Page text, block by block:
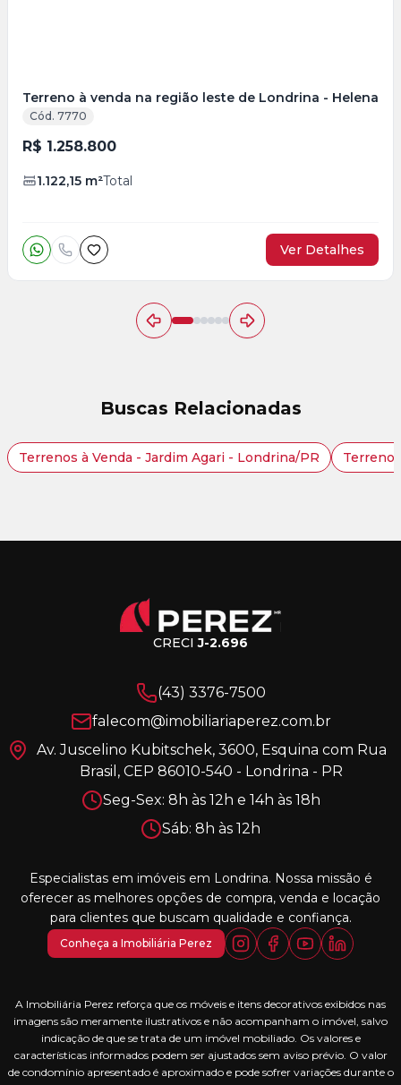
Terreno à venda na região leste de Londrina - Helena
Cód. 7770
R$ 1.258.800
1.122,15 m²Total
Ver Detalhes
Buscas Relacionadas
Terrenos à Venda - Jardim Agari - Londrina/PR
CRECIJ-2.696
(43) 3376-7500
falecom@imobiliariaperez.com.br
Av. Juscelino Kubitschek, 3600, Esquina com Rua
Brasil, CEP 86010-540 - Londrina - PR
Seg-Sex: 8h às 12h e 14h às 18h
Sáb: 8h às 12h
Especialistas em imóveis em Londrina. Nossa missão é
oferecer as melhores opções de compra, venda e locação
para clientes que buscam qualidade e confiança.
Conheça a Imobiliária Perez
A Imobiliária Perez reforça que os móveis e itens decorativos exibidos nas
imagens são meramente ilustrativos e não acompanham o imóvel, salvo
indicação de que se trata de um imóvel mobiliado. Os valores e
características informados podem ser ajustados sem aviso prévio. O valor
de condomínio apresentado é aproximado e pode sofrer variações durante o